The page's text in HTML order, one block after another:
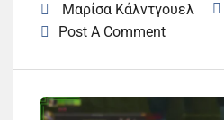
Μαρίσα Κάλντγουελ
Post A Comment